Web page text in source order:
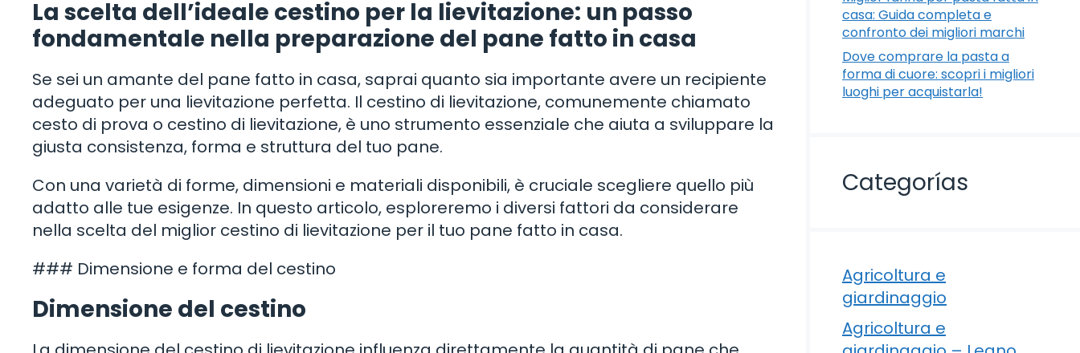
La scelta dell’ideale cestino per la lievitazione: un passo
fondamentale nella preparazione del pane fatto in casa
Se sei un amante del pane fatto in casa, saprai quanto sia importante avere un recipiente
adeguato per una lievitazione perfetta. Il cestino di lievitazione, comunemente chiamato
cesto di prova o cestino di lievitazione, è uno strumento essenziale che aiuta a sviluppare la
giusta consistenza, forma e struttura del tuo pane.
Con una varietà di forme, dimensioni e materiali disponibili, è cruciale scegliere quello più
adatto alle tue esigenze. In questo articolo, esploreremo i diversi fattori da considerare
nella scelta del miglior cestino di lievitazione per il tuo pane fatto in casa.
### Dimensione e forma del cestino
Dimensione del cestino
casa: Guida completa e
confronto dei migliori marchi
Dove comprare la pasta a
forma di cuore: scopri i migliori
luoghi per acquistarla!
Categorías
Agricoltura e
giardinaggio
Agricoltura e